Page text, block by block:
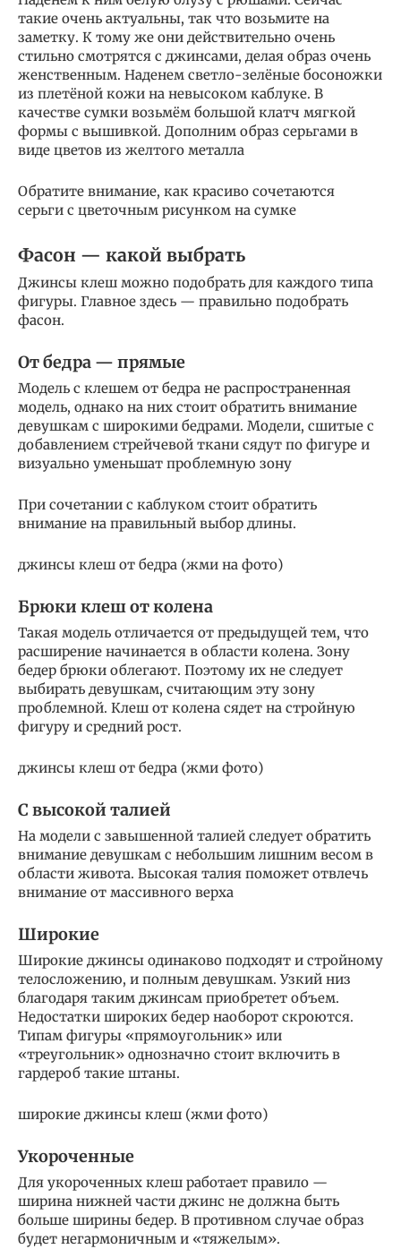
такие очень актуальны, так что возьмите на
заметку. К тому же они действительно очень
стильно смотрятся с джинсами, делая образ очень
женственным. Наденем светло-зелёные босоножки
из плетёной кожи на невысоком каблуке. В
качестве сумки возьмём большой клатч мягкой
формы с вышивкой. Дополним образ серьгами в
виде цветов из желтого металла
Обратите внимание, как красиво сочетаются
серьги с цветочным рисунком на сумке
Фасон — какой выбрать
Джинсы клеш можно подобрать для каждого типа
фигуры. Главное здесь — правильно подобрать
фасон.
От бедра — прямые
Модель с клешем от бедра не распространенная
модель, однако на них стоит обратить внимание
девушкам с широкими бедрами. Модели, сшитые с
добавлением стрейчевой ткани сядут по фигуре и
визуально уменьшат проблемную зону
При сочетании с каблуком стоит обратить
внимание на правильный выбор длины.
джинсы клеш от бедра (жми на фото)
Брюки клеш от колена
Такая модель отличается от предыдущей тем, что
расширение начинается в области колена. Зону
бедер брюки облегают. Поэтому их не следует
выбирать девушкам, считающим эту зону
проблемной. Клеш от колена сядет на стройную
фигуру и средний рост.
джинсы клеш от бедра (жми фото)
С высокой талией
На модели с завышенной талией следует обратить
внимание девушкам с небольшим лишним весом в
области живота. Высокая талия поможет отвлечь
внимание от массивного верха
Широкие
Широкие джинсы одинаково подходят и стройному
телосложению, и полным девушкам. Узкий низ
благодаря таким джинсам приобретет объем.
Недостатки широких бедер наоборот скроются.
Типам фигуры «прямоугольник» или
«треугольник» однозначно стоит включить в
гардероб такие штаны.
широкие джинсы клеш (жми фото)
Укороченные
Для укороченных клеш работает правило —
ширина нижней части джинс не должна быть
больше ширины бедер. В противном случае образ
будет негармоничным и «тяжелым».